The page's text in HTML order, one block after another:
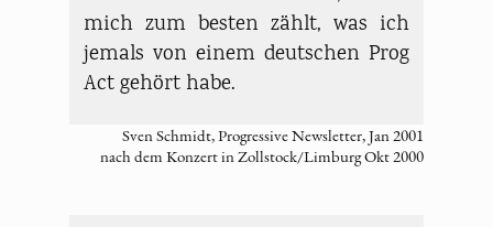
mich zum besten zählt, was ich
jemals von einem deutschen Prog
Act gehört habe.
Sven Schmidt, Progressive Newsletter, Jan 2001
nach dem Konzert in Zollstock/Limburg Okt 2000